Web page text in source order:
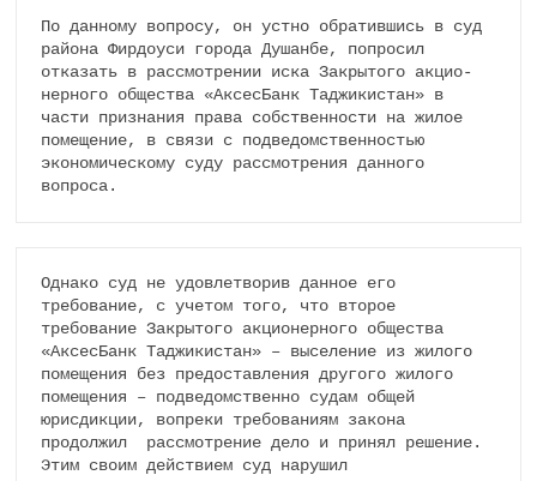
По данному вопросу, он устно обратившись в суд
района Фир­доуси города Душанбе, попросил
отказать в рассмотрении иска Зак­рытого акцио­
нер­­ного общества «Аксес­Банк Таджикис­тан» в
части признания пра­ва собст­вен­ности на жилое
помещение, в связи с подведомственностью
экономи­ческому суду рассмотрения данного
вопроса.
Однако суд не удовлетворив данное его
требование, с учетом того, что вто­рое
требование Закрытого акционерного общества
«АксесБанк Таджи­кис­тан» – выселение из жилого
помещения без предоставления другого жилого
помещения – подведомственно судам общей
юрисдикции, вопреки требованиям закона
продолжил  рассмотрение дело и принял решение.
Этим своим действием суд нарушил